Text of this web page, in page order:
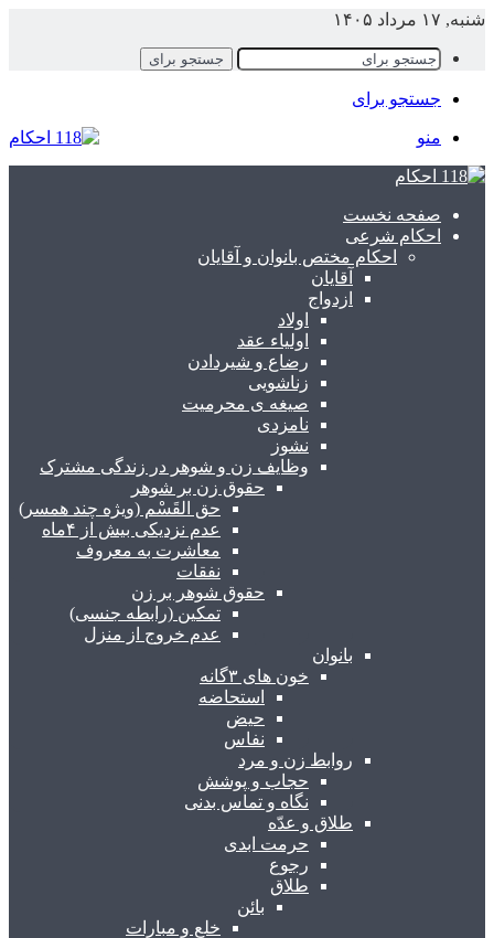
۱۷ مرداد ۱۴۰۵
جستجو برای
جستجو برای
منو
صفحه نخست
احکام شرعی
احکام مختص بانوان و آقایان
آقایان
ازدواج
اولاد
اولیاء عقد
رضاع و شیردادن
زناشویی
صیغه ی محرمیت
نامزدی
نشوز
وظایف زن و شوهر در زندگی مشترک
حقوق زن بر شوهر
حق القَسْم (ویژه چند همسر)
عدم نزدیکی بیش از ۴ماه
معاشرت به معروف
نفقات
حقوق شوهر بر زن
تمکین (رابطه جنسی)
عدم خروج از منزل
بانوان
خون های ۳گانه
استحاضه
حیض
نفاس
روابط زن و مرد
حجاب و پوشش
نگاه و تماس بدنی
طلاق و عدّه
حرمت ابدی
رجوع
طلاق
بائن
خلع و مبارات